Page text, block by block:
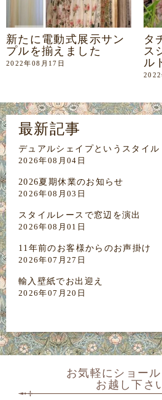
新たに電動式展示サン
プルを揃えました
2022年08月17日
タ
ス
ル
2022
最新記事
デュアルシェイプというスタイル
2026年08月04日
2026夏期休業のお知らせ
2026年08月03日
スタイルレースで窓辺を演出
2026年08月01日
11年前のお客様からのお声掛け
2026年07月27日
輸入壁紙でお出迎え
2026年07月20日
お気軽にショー
お越し下さ